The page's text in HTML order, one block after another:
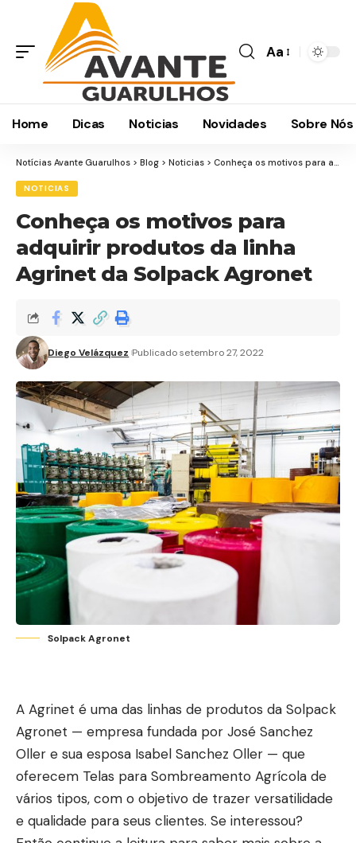
Aa
Home Dicas Noticias Novidades Sobre Nós
Notícias Avante Guarulhos > Blog > Noticias > Conheça os motivos para adquirir produtos da linha Agrinet da Solpack Agronet
NOTICIAS
Conheça os motivos para
adquirir produtos da linha
Agrinet da Solpack Agronet
Diego Velázquez Publicado setembro 27, 2022
Solpack Agronet
A Agrinet é uma das linhas de produtos da Solpack
Agronet — empresa fundada por José Sanchez
Oller e sua esposa Isabel Sanchez Oller — que
oferecem Telas para Sombreamento Agrícola de
vários tipos, com o objetivo de trazer versatilidade
e qualidade para seus clientes. Se interessou?